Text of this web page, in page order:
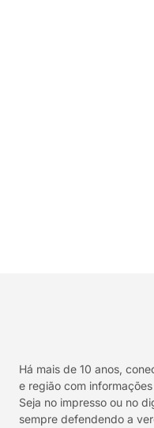
Há mais de 10 anos,
e região com
Seja no impresso ou no
sempre defendendo a